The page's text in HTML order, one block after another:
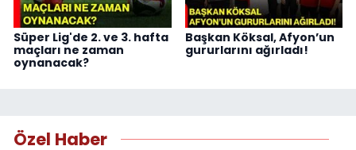
Süper Lig'de 2. ve 3. hafta
maçları ne zaman
oynanacak?
Başkan Köksal, Afyon’un
gururlarını ağırladı!
Özel Haber